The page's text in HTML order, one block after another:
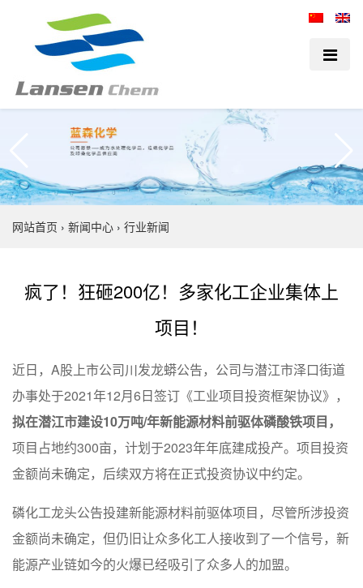
网站首页 › 新闻中心 › 行业新闻
疯了！狂砸200亿！多家化工企业集体上
项目！
近日，A股上市公司川发龙蟒公告，公司与潜江市泽口街道
办事处于2021年12月6日签订《工业项目投资框架协议》，
拟在潜江市建设10万吨/年新能源材料前驱体磷酸铁项目，
项目占地约300亩，计划于2023年年底建成投产。项目投资
金额尚未确定，后续双方将在正式投资协议中约定。
磷化工龙头公告投建新能源材料前驱体项目，尽管所涉投资
金额尚未确定，但仍旧让众多化工人接收到了一个信号，新
能源产业链如今的火爆已经吸引了众多人的加盟。